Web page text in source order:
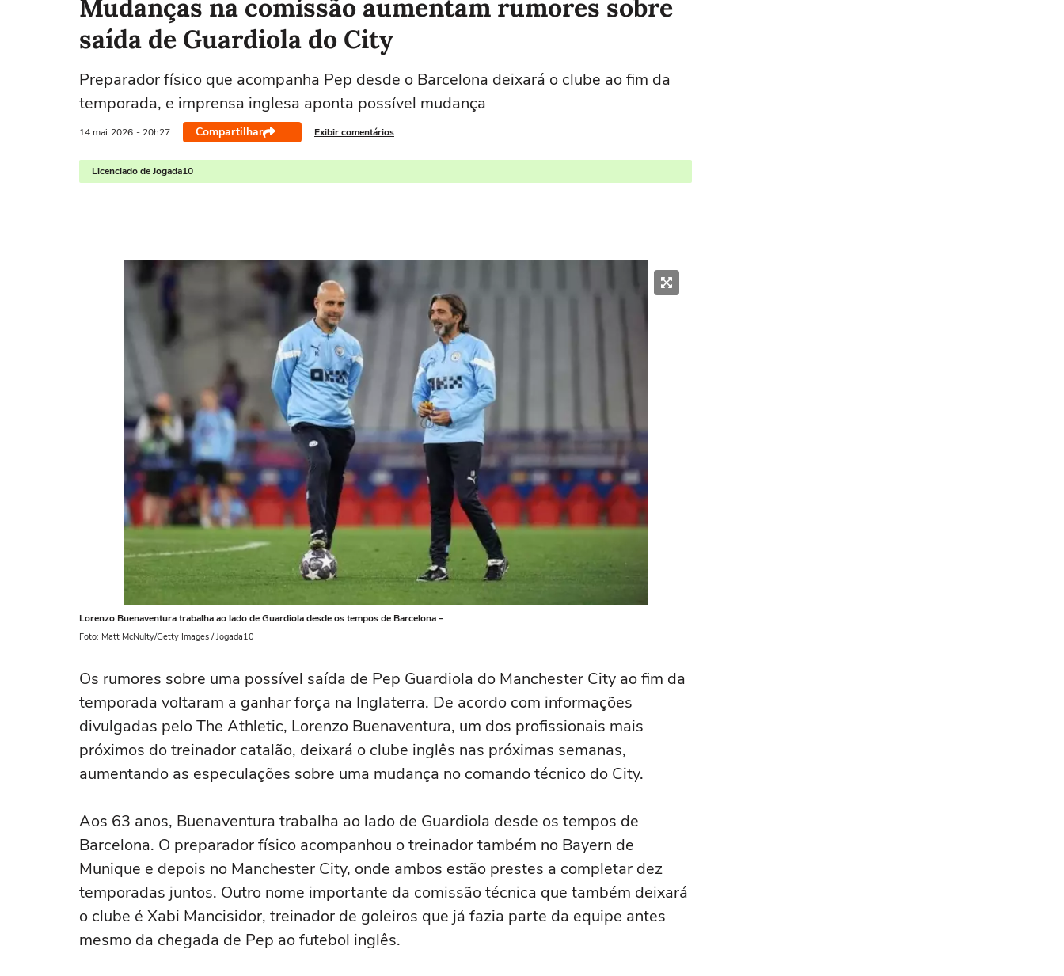
Mudanças na comissão aumentam rumores sobre
saída de Guardiola do City
Preparador físico que acompanha Pep desde o Barcelona deixará o clube ao fim da
temporada, e imprensa inglesa aponta possível mudança
14 mai 2026 - 20h27 Compartilhar Exibir comentários
Licenciado de Jogada10
Lorenzo Buenaventura trabalha ao lado de Guardiola desde os tempos de Barcelona –
Foto: Matt McNulty/Getty Images / Jogada10
Os rumores sobre uma possível saída de Pep Guardiola do Manchester City ao fim da
temporada voltaram a ganhar força na Inglaterra. De acordo com informações
divulgadas pelo The Athletic, Lorenzo Buenaventura, um dos profissionais mais
próximos do treinador catalão, deixará o clube inglês nas próximas semanas,
aumentando as especulações sobre uma mudança no comando técnico do City.
Aos 63 anos, Buenaventura trabalha ao lado de Guardiola desde os tempos de
Barcelona. O preparador físico acompanhou o treinador também no Bayern de
Munique e depois no Manchester City, onde ambos estão prestes a completar dez
temporadas juntos. Outro nome importante da comissão técnica que também deixará
o clube é Xabi Mancisidor, treinador de goleiros que já fazia parte da equipe antes
mesmo da chegada de Pep ao futebol inglês.